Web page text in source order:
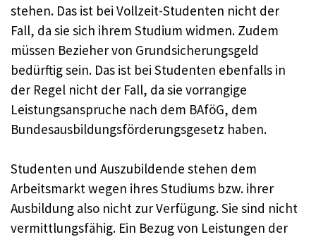
stehen. Das ist bei Vollzeit-Studenten nicht der
Fall, da sie sich ihrem Studium widmen. Zudem
müssen Bezieher von Grundsicherungsgeld
bedürftig sein. Das ist bei Studenten ebenfalls in
der Regel nicht der Fall, da sie vorrangige
Leistungsanspruche nach dem BAföG, dem
Bundesausbildungsförderungsgesetz haben.
Studenten und Auszubildende stehen dem
Arbeitsmarkt wegen ihres Studiums bzw. ihrer
Ausbildung also nicht zur Verfügung. Sie sind nicht
vermittlungsfähig. Ein Bezug von Leistungen der